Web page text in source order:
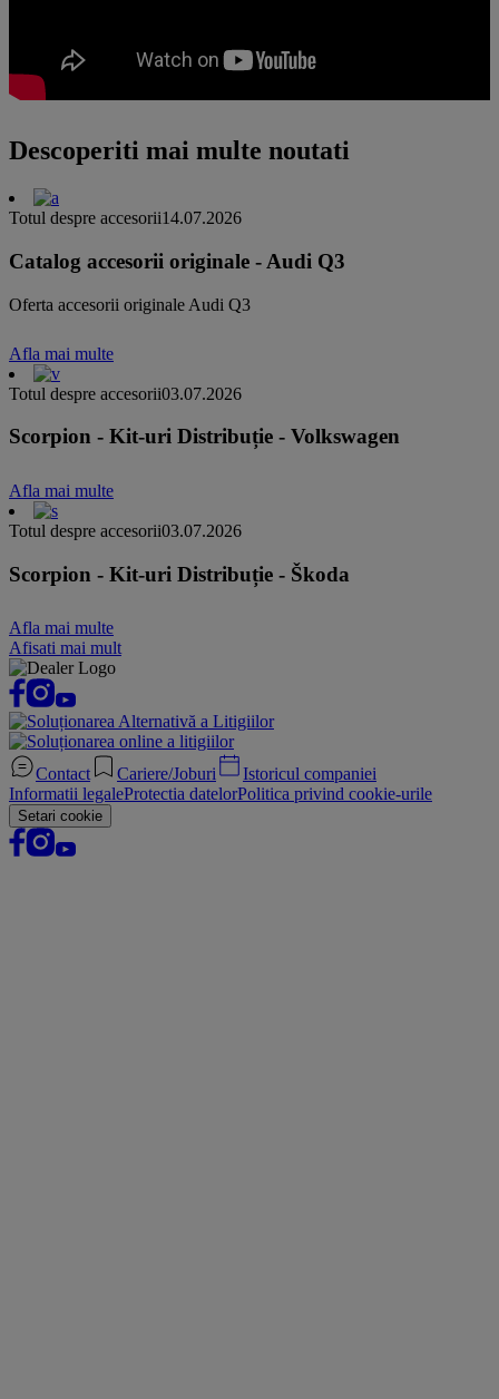
Descoperiti mai multe noutati
Totul despre accesorii14.07.2026
Catalog accesorii originale - Audi Q3
Oferta accesorii originale Audi Q3
Afla mai multe
Totul despre accesorii03.07.2026
Scorpion - Kit-uri Distribuție - Volkswagen
Afla mai multe
Totul despre accesorii03.07.2026
Scorpion - Kit-uri Distribuție - Škoda
Afla mai multe
Afisati mai mult
Contact Cariere/Joburi
Istoricul companiei
Informatii legaleProtectia datelorPolitica privind cookie-urile
Setari cookie